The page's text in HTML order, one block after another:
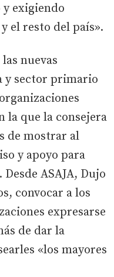
exigiendo
el resto del país».
nuevas
y sector primario
la que la consejera
de mostrar al
y apoyo para
ASAJA, Dujo
convocar a los
expresarse
de dar la
«los mayores